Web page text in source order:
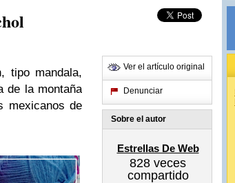
tipo mandala,
de la montaña
mexicanos de
Ver el artículo original
Denunciar
Sobre el autor
Estrellas De Web
828 veces
compartido